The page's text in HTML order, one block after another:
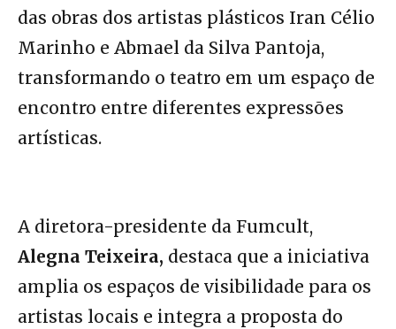
das obras dos artistas plásticos Iran Célio
Marinho e Abmael da Silva Pantoja,
transformando o teatro em um espaço de
encontro entre diferentes expressões
artísticas.
A diretora-presidente da Fumcult,
Alegna Teixeira, destaca que a iniciativa
amplia os espaços de visibilidade para os
artistas locais e integra a proposta do